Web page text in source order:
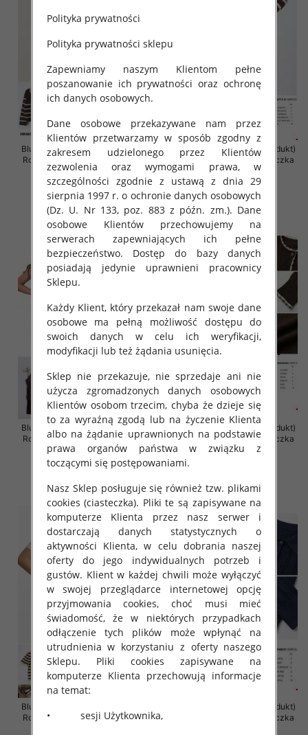
Bluzki damskie (Francja produkt)
Roz Standard, Mix Kolor Paczka
10 szt
50.00 zł
szczegóły
Bluzki damskie (Francja produkt)
Roz Standard, Mix Kolor Paczka
10 szt
50.00 zł
szczegóły
Bluzki damskie (Francja produkt)
Roz Standard, Mix Kolor Paczka
10 szt
46.00 zł
szczegóły
Bluzki damskie (Francja produkt)
Roz Standard, Mix Kolor Paczka
10 szt
szczegóły
Bluzki damskie (Francja produkt)
Roz Standard, Mix Kolor Paczka
Bluzki damskie (Francja produkt)
Roz Standard, Mix Kolor Paczka
Polityka prywatności
Polityka prywatności sklepu
Zapewniamy naszym Klientom pełne
poszanowanie ich prywatności oraz ochronę
ich danych osobowych.
Dane osobowe przekazywane nam przez
Klientów przetwarzamy w sposób zgodny z
zakresem udzielonego przez Klientów
zezwolenia oraz wymogami prawa, w
szczególności zgodnie z ustawą z dnia 29
sierpnia 1997 r. o ochronie danych osobowych
(Dz. U. Nr 133, poz. 883 z późn. zm.). Dane
osobowe Klientów przechowujemy na
serwerach zapewniających ich pełne
bezpieczeństwo. Dostęp do bazy danych
posiadają jedynie uprawnieni pracownicy
Sklepu.
Każdy Klient, który przekazał nam swoje dane
osobowe ma pełną możliwość dostępu do
swoich danych w celu ich weryfikacji,
modyfikacji lub też żądania usunięcia.
Sklep nie przekazuje, nie sprzedaje ani nie
użycza zgromadzonych danych osobowych
Klientów osobom trzecim, chyba że dzieje się
to za wyraźną zgodą lub na życzenie Klienta
albo na żądanie uprawnionych na podstawie
prawa organów państwa w związku z
toczącymi się postępowaniami.
Nasz Sklep posługuje się również tzw. plikami
cookies (ciasteczka). Pliki te są zapisywane na
komputerze Klienta przez nasz serwer i
dostarczają danych statystycznych o
aktywności Klienta, w celu dobrania naszej
oferty do jego indywidualnych potrzeb i
gustów. Klient w każdej chwili może wyłączyć
w swojej przeglądarce internetowej opcję
przyjmowania cookies, choć musi mieć
świadomość, że w niektórych przypadkach
odłączenie tych plików może wpłynąć na
utrudnienia w korzystaniu z oferty naszego
Sklepu. Pliki cookies zapisywane na
komputerze Klienta przechowują informacje
na temat:
• sesji Użytkownika,